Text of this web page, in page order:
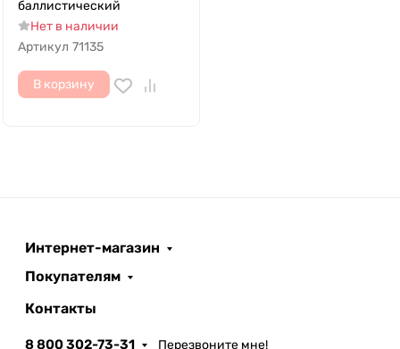
баллистический
Нет в наличии
Артикул 71135
В корзину
Интернет-магазин
Покупателям
Контакты
8 800 302-73-31 Перезвоните мне!